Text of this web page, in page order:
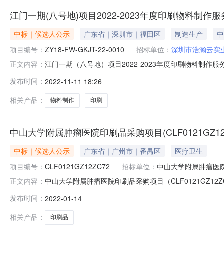
江门一期(八号地)项目2022-2023年度印刷物料制作
中标｜候选人公示 广东省｜深圳市｜福田区 制造生产
项目编号： ZY18-FW-GKJT-22-0010 招标单位： 深圳市浩瀚云实
正文内容： 江门一期（八号地）项目2022-2023年度印刷物料制作
审工作已经结束，谈判小组推荐成交候选人情况如下：
发布时间： 2022-11-11 18:26
相关产品：
物料制作 印刷
中山大学附属肿瘤医院印刷品采购项目
中标｜候选人公示 广东省｜广州市｜番禺区
医疗卫生
项目编号： CLF0121GZ12ZC72 招标单位： 中山大学附属肿瘤医
正文内容： 中山大学附属肿瘤医院印刷品采购项目（
芳、彭康华采购人代表名单：杨莹自行选定专家名单：/
发布时间： 2022-01-14
相关产品：
印刷品